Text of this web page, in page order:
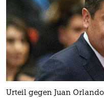
Urteil gegen Juan